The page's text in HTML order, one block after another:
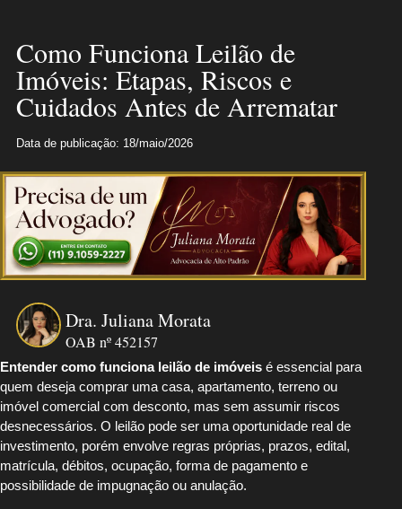
Como Funciona Leilão de
Imóveis: Etapas, Riscos e
Cuidados Antes de Arrematar
Data de publicação: 18/maio/2026
Dra. Juliana Morata
OAB nº 452157
Entender como funciona leilão de imóveis é essencial para
quem deseja comprar uma casa, apartamento, terreno ou
imóvel comercial com desconto, mas sem assumir riscos
desnecessários. O leilão pode ser uma oportunidade real de
investimento, porém envolve regras próprias, prazos, edital,
matrícula, débitos, ocupação, forma de pagamento e
possibilidade de impugnação ou anulação.